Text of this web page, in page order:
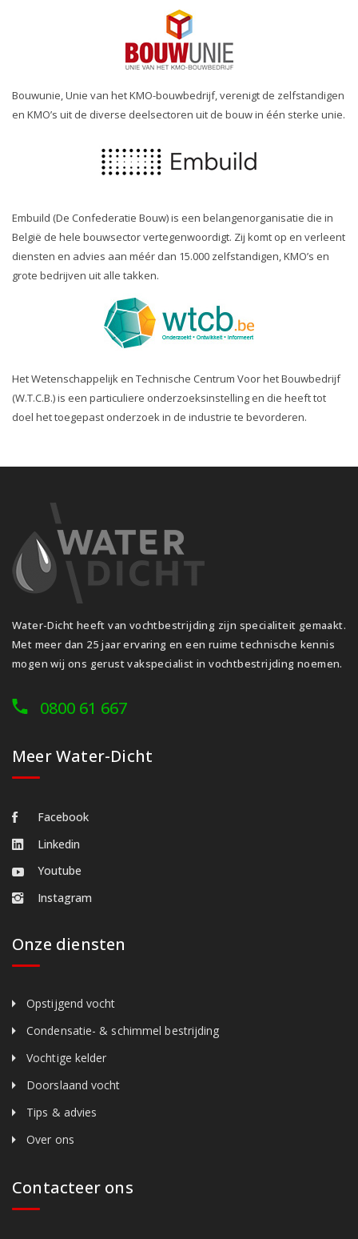
Bouwunie, Unie van het KMO-bouwbedrijf, verenigt de zelfstandigen
en KMO’s uit de diverse deelsectoren uit de bouw in één sterke unie.
Embuild (De Confederatie Bouw) is een belangenorganisatie die in
België de hele bouwsector vertegenwoordigt. Zij komt op en verleent
diensten en advies aan méér dan 15.000 zelfstandigen, KMO’s en
grote bedrijven uit alle takken.
Het Wetenschappelijk en Technische Centrum Voor het Bouwbedrijf
(W.T.C.B.) is een particuliere onderzoeksinstelling en die heeft tot
doel het toegepast onderzoek in de industrie te bevorderen.
Water-Dicht heeft van vochtbestrijding zijn specialiteit gemaakt.
Met meer dan 25 jaar ervaring en een ruime technische kennis
mogen wij ons gerust vakspecialist in vochtbestrijding noemen.
0800 61 667
Meer Water-Dicht
Facebook
Linkedin
Youtube
Instagram
Onze diensten
Opstijgend vocht
Condensatie- & schimmel bestrijding
Vochtige kelder
Doorslaand vocht
Tips & advies
Over ons
Contacteer ons